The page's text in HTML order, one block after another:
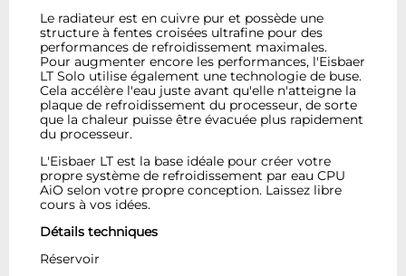
Le radiateur est en cuivre pur et possède une
structure à fentes croisées ultrafine pour des
performances de refroidissement maximales.
Pour augmenter encore les performances, l'Eisbaer
LT Solo utilise également une technologie de buse.
Cela accélère l'eau juste avant qu'elle n'atteigne la
plaque de refroidissement du processeur, de sorte
que la chaleur puisse être évacuée plus rapidement
du processeur.
L'Eisbaer LT est la base idéale pour créer votre
propre système de refroidissement par eau CPU
AiO selon votre propre conception. Laissez libre
cours à vos idées.
Détails techniques
Réservoir